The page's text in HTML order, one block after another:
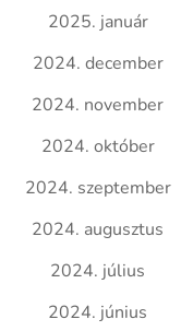
2025. január
2024. december
2024. november
2024. október
2024. szeptember
2024. augusztus
2024. július
2024. június